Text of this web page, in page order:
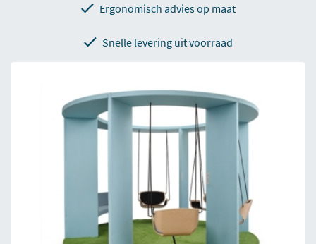
Ergonomisch advies op maat
Snelle levering uit voorraad